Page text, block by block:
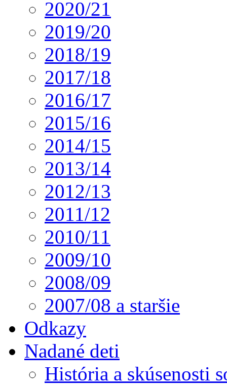
2020/21
2019/20
2018/19
2017/18
2016/17
2015/16
2014/15
2013/14
2012/13
2011/12
2010/11
2009/10
2008/09
2007/08 a staršie
Odkazy
Nadané deti
História a skúsenosti